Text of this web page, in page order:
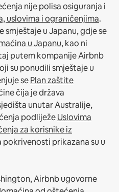
nije polisa osiguranja i
uslovima i ograničenjima.
u Japanu, gdje se
u Japanu, kao ni
putem kompanije Airbnb
su ponudili smještaje u
sePlan zaštite
čija je država
unutar Australije,
podliježeUslovima
za korisnike iz
pokrivenosti prikazana su u
Airbnb ugovorne